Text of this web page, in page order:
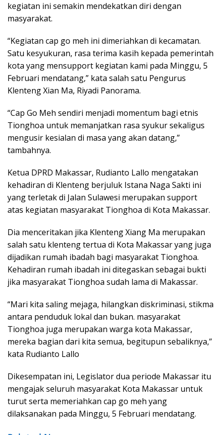
kegiatan ini semakin mendekatkan diri dengan
masyarakat.
“Kegiatan cap go meh ini dimeriahkan di kecamatan.
Satu kesyukuran, rasa terima kasih kepada pemerintah
kota yang mensupport kegiatan kami pada Minggu, 5
Februari mendatang,” kata salah satu Pengurus
Klenteng Xian Ma, Riyadi Panorama.
“Cap Go Meh sendiri menjadi momentum bagi etnis
Tionghoa untuk memanjatkan rasa syukur sekaligus
mengusir kesialan di masa yang akan datang,”
tambahnya.
Ketua DPRD Makassar, Rudianto Lallo mengatakan
kehadiran di Klenteng berjuluk Istana Naga Sakti ini
yang terletak di Jalan Sulawesi merupakan support
atas kegiatan masyarakat Tionghoa di Kota Makassar.
Dia menceritakan jika Klenteng Xiang Ma merupakan
salah satu klenteng tertua di Kota Makassar yang juga
dijadikan rumah ibadah bagi masyarakat Tionghoa.
Kehadiran rumah ibadah ini ditegaskan sebagai bukti
jika masyarakat Tionghoa sudah lama di Makassar.
“Mari kita saling mejaga, hilangkan diskriminasi, stikma
antara penduduk lokal dan bukan. masyarakat
Tionghoa juga merupakan warga kota Makassar,
mereka bagian dari kita semua, begitupun sebaliknya,”
kata Rudianto Lallo
Dikesempatan ini, Legislator dua periode Makassar itu
mengajak seluruh masyarakat Kota Makassar untuk
turut serta memeriahkan cap go meh yang
dilaksanakan pada Minggu, 5 Februari mendatang.